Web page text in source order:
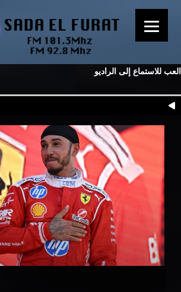
العب للاستماع إلى الراديو